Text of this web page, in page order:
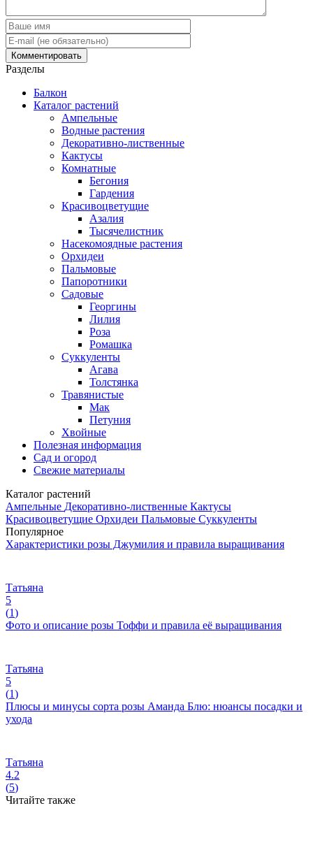
Разделы
Балкон
Каталог растений
Ампельные
Водные растения
Декоративно-лиственные
Кактусы
Комнатные
Бегония
Гардения
Красивоцветущие
Азалия
Тысячелистник
Насекомоядные растения
Орхидеи
Пальмовые
Папоротники
Садовые
Георгины
Лилия
Роза
Ромашка
Суккуленты
Агава
Толстянка
Травянистые
Мак
Петуния
Хвойные
Полезная информация
Сад и огород
Свежие материалы
Каталог растений
Ампельные Декоративно-лиственные Кактусы
Красивоцветущие Орхидеи Пальмовые Суккуленты
Популярное
Характеристики розы Джумилия и правила выращивания
Татьяна
5
(1)
Фото и описание розы Тоффи и правила её выращивания
Татьяна
5
(1)
Плюсы и минусы сорта розы Аманда Блю: нюансы посадки и
ухода
Татьяна
4.2
(5)
Читайте также